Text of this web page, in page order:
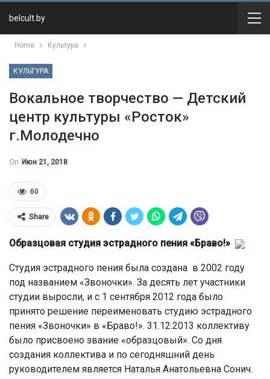
belcult.by
Home Культура
КУЛЬТУРА
Вокальное творчество — Детский
центр культуры «Росток»
г.Молодечно
On Июн 21, 2018
60
Share
Образцовая студия эстрадного пения «Браво!»
Студия эстрадного пения была создана в 2002 году
под названием «Звоночки». За десять лет участники
студии выросли, и с 1 сентября 2012 года было
принято решение переименовать студию эстрадного
пения «Звоночки» в «Браво!». 31.12.2013 коллективу
было присвоено звание «образцовый». Со дня
создания коллектива и по сегодняшний день
руководителем является Наталья Анатольевна Сонич.